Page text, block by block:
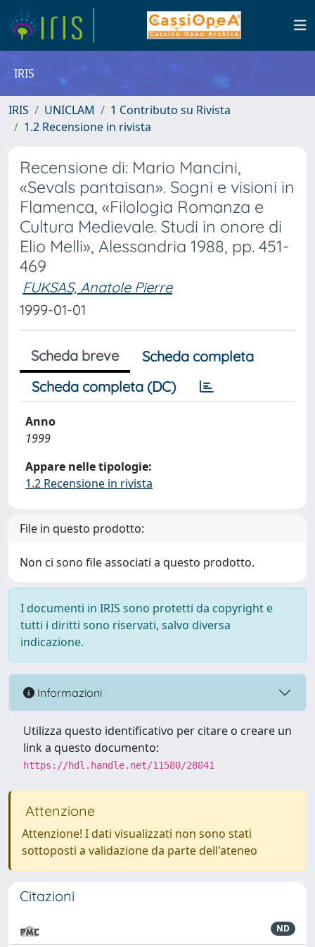
IRIS
IRIS UNICLAM
1 Contributo su Rivista
1.2 Recensione in rivista
Recensione di: Mario Mancini,
«Sevals pantaisan». Sogni e visioni in
Flamenca, «Filologia Romanza e
Cultura Medievale. Studi in onore di
Elio Melli», Alessandria 1988, pp. 451-
469
FUKSAS, Anatole Pierre
1999-01-01
Scheda breve
Scheda completa
Scheda completa (DC)
Anno
1999
Appare nelle tipologie:
1.2 Recensione in rivista
File in questo prodotto:
Non ci sono file associati a questo prodotto.
I documenti in IRIS sono protetti da copyright e
tutti i diritti sono riservati, salvo diversa
indicazione.
Informazioni
Utilizza questo identificativo per citare o creare un
link a questo documento:
https://hdl.handle.net/11580/28041
Attenzione
Attenzione! I dati visualizzati non sono stati
sottoposti a validazione da parte dell'ateneo
Citazioni
ND